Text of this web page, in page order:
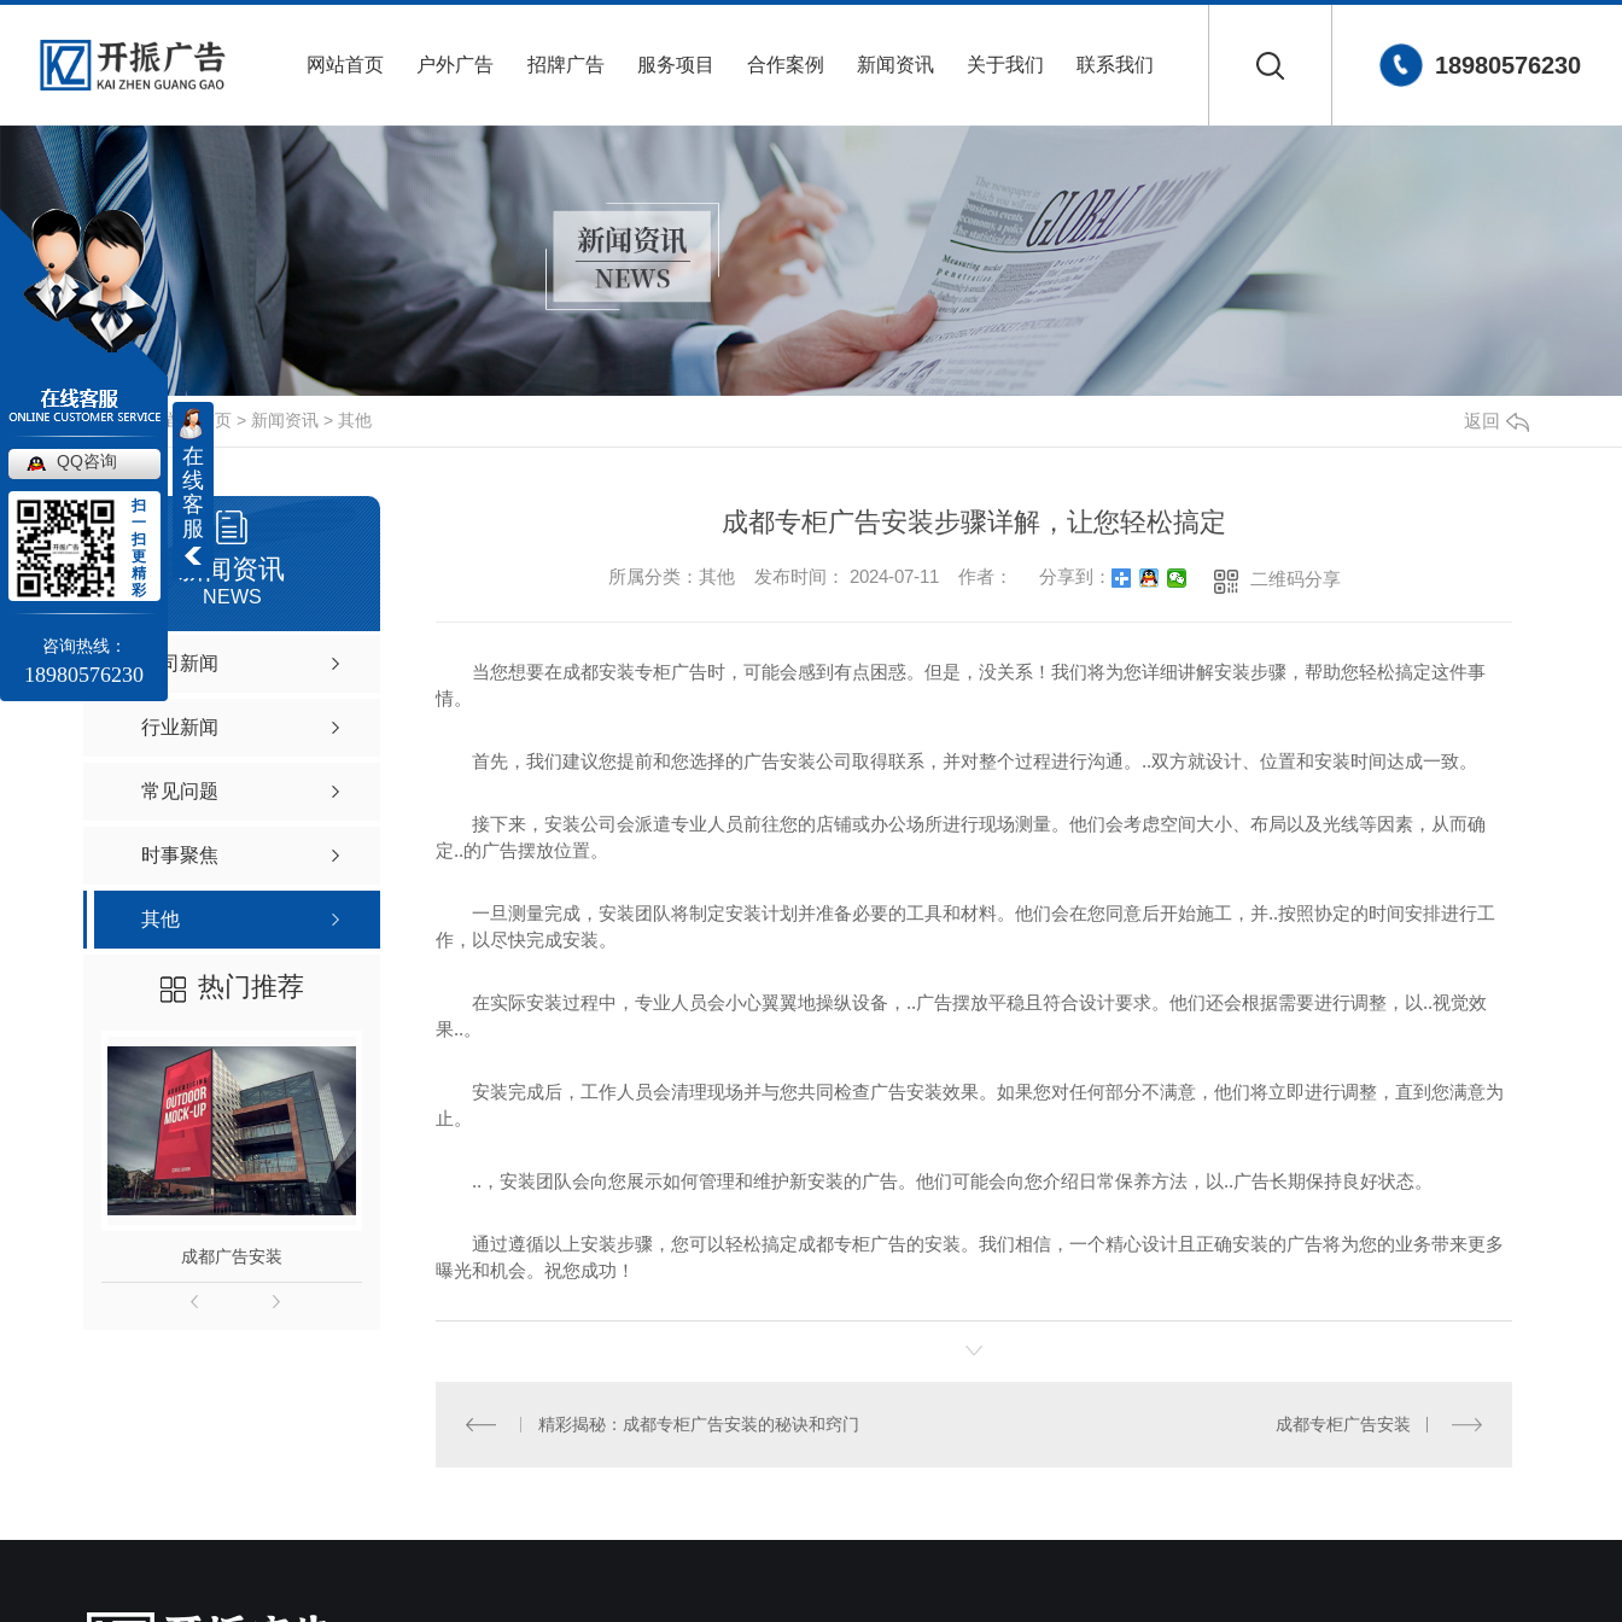
18980576230
网站首页 户外广告 招牌广告 服务项目 合作案例 新闻资讯 关于我们 联系我们
当前位置：首页 > 新闻资讯 > 其他 返回
新闻资讯
NEWS
公司新闻
行业新闻
常见问题
时事聚焦
其他
热门推荐
成都广告安装 成都户外广告安装 成都广告招牌安装 成都专柜广告安装
成都专柜广告安装步骤详解，让您轻松搞定
所属分类：其他 发布时间： 2024-07-11 作者： 分享到： 二维码分享
当您想要在成都安装专柜广告时，可能会感到有点困惑。但是，没关系！我们将为您详细讲解安装步骤，帮助您轻松搞定这件事
情。
首先，我们建议您提前和您选择的广告安装公司取得联系，并对整个过程进行沟通。..双方就设计、位置和安装时间达成一致。
接下来，安装公司会派遣专业人员前往您的店铺或办公场所进行现场测量。他们会考虑空间大小、布局以及光线等因素，从而确
定..的广告摆放位置。
一旦测量完成，安装团队将制定安装计划并准备必要的工具和材料。他们会在您同意后开始施工，并..按照协定的时间安排进行工
作，以尽快完成安装。
在实际安装过程中，专业人员会小心翼翼地操纵设备，..广告摆放平稳且符合设计要求。他们还会根据需要进行调整，以..视觉效
果..。
安装完成后，工作人员会清理现场并与您共同检查广告安装效果。如果您对任何部分不满意，他们将立即进行调整，直到您满意为
止。
..，安装团队会向您展示如何管理和维护新安装的广告。他们可能会向您介绍日常保养方法，以..广告长期保持良好状态。
通过遵循以上安装步骤，您可以轻松搞定成都专柜广告的安装。我们相信，一个精心设计且正确安装的广告将为您的业务带来更多
曝光和机会。祝您成功！
精彩揭秘：成都专柜广告安装的秘诀和窍门 成都专柜广告安装
在
线
客
服
QQ咨询
扫
一
扫
更
精
彩
咨询热线：
18980576230